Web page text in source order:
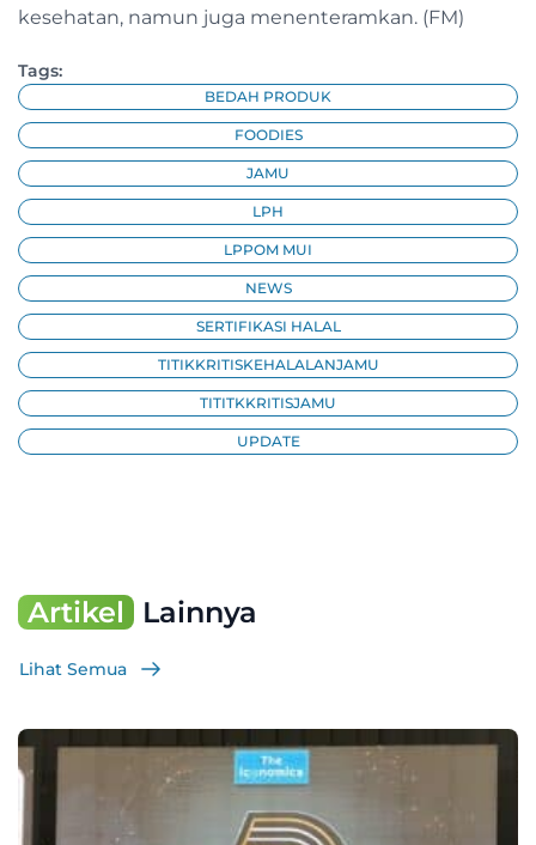
kesehatan, namun juga menenteramkan. (FM)
Tags:
BEDAH PRODUK
FOODIES
JAMU
LPH
LPPOM MUI
NEWS
SERTIFIKASI HALAL
TITIKKRITISKEHALALANJAMU
TITITKKRITISJAMU
UPDATE
Artikel Lainnya
Lihat Semua